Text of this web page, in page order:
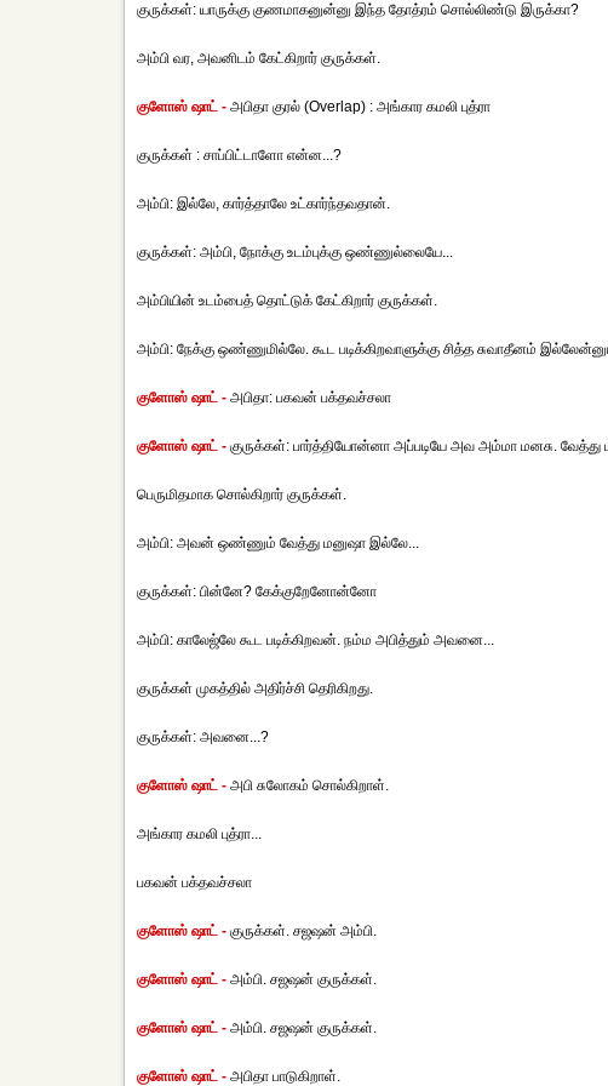
குருக்கள்: யாருக்கு குணமாகனுன்னு இந்த தோத்ரம் சொல்லிண்டு இருக்கா?
அம்பி வர, அவனிடம் கேட்கிறார் குருக்கள்.
குளோஸ் ஷாட் - அபிதா குரல் (Overlap) : அங்கார கமலி புத்ரா
குருக்கள் : சாப்பிட்டாளோ என்ன...?
அம்பி: இல்லே, கார்த்தாலே உட்கார்ந்தவதான்.
குருக்கள்: அம்பி, நோக்கு உடம்புக்கு ஒண்ணுல்லையே...
அம்பியின் உடம்பைத் தொட்டுக் கேட்கிறார் குருக்கள்.
அம்பி: நேக்கு ஒண்ணுமில்லே. கூட படிக்கிறவாளுக்கு சித்த சுவாதீனம்
குளோஸ் ஷாட் - அபிதா: பகவன் பக்தவச்சலா
குளோஸ் ஷாட் - குருக்கள்: பார்த்தியோன்னா அப்படியே அவ அம்மா மனசு. வேத்து
பெருமிதமாக சொல்கிறார் குருக்கள்.
அம்பி: அவன் ஒண்ணும் வேத்து மனுஷா இல்லே...
குருக்கள்: பின்னே? கேக்குறேனோன்னோ
அம்பி: காலேஜ்லே கூட படிக்கிறவன். நம்ம அபித்தும் அவனை...
குருக்கள் முகத்தில் அதிர்ச்சி தெரிகிறது.
குருக்கள்: அவனை...?
குளோஸ் ஷாட் - அபி சுலோகம் சொல்கிறாள்.
அங்கார கமலி புத்ரா...
பகவன் பக்தவச்சலா
குளோஸ் ஷாட் - குருக்கள். சஜஷன் அம்பி.
குளோஸ் ஷாட் - அம்பி. சஜஷன் குருக்கள்.
குளோஸ் ஷாட் - அம்பி. சஜஷன் குருக்கள்.
குளோஸ் ஷாட் - அபிதா பாடுகிறாள்.